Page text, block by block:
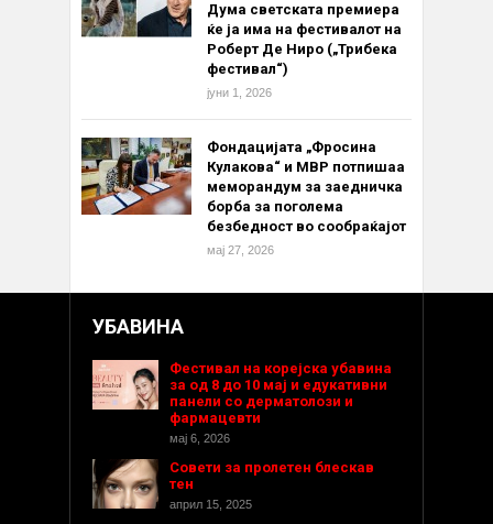
Дума светската премиера
ќе ја има на фестивалот на
Роберт Де Ниро („Трибека
фестивал“)
јуни 1, 2026
Фондацијата „Фросина
Кулакова“ и МВР потпишаа
меморандум за заедничка
борба за поголема
безбедност во сообраќајот
мај 27, 2026
УБАВИНА
Фестивал на корејска убавина
за од 8 до 10 мај и едукативни
панели со дерматолози и
фармацевти
мај 6, 2026
Совети за пролетен блескав
тен
април 15, 2025